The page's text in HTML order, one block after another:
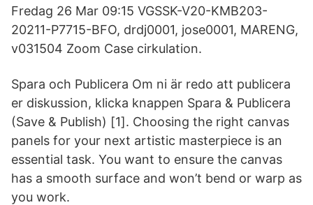
Fredag 26 Mar 09:15 VGSSK-V20-KMB203-
20211-P7715-BFO, drdj0001, jose0001, MARENG,
v031504 Zoom Case cirkulation.
Spara och Publicera Om ni är redo att publicera
er diskussion, klicka knappen Spara & Publicera
(Save & Publish) [1]. Choosing the right canvas
panels for your next artistic masterpiece is an
essential task. You want to ensure the canvas
has a smooth surface and won’t bend or warp as
you work.